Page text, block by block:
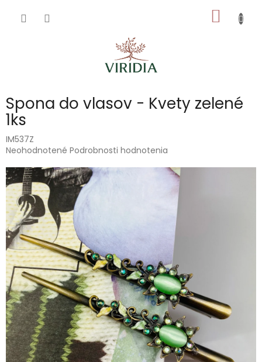
KOŠÍK
Spona do vlasov - Kvety zelené
1ks
IM537Z
Priemerné
produktu
je
0,0
z
5
hviezdičiek.
Neohodnotené Podrobnosti hodnotenia